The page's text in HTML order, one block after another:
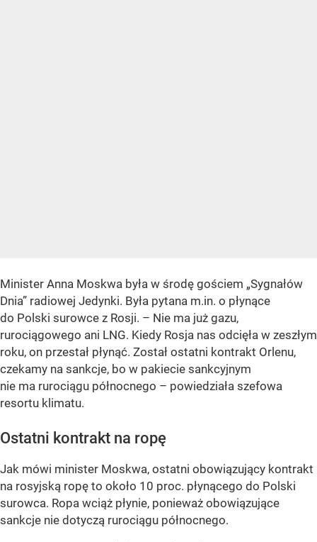
Minister Anna Moskwa była w środę gościem „Sygnałów
Dnia” radiowej Jedynki. Była pytana m.in. o płynące
do Polski surowce z Rosji. – Nie ma już gazu,
rurociągowego ani LNG. Kiedy Rosja nas odcięła w zeszłym
roku, on przestał płynąć. Został ostatni kontrakt Orlenu,
czekamy na sankcje, bo w pakiecie sankcyjnym
nie ma rurociągu północnego – powiedziała szefowa
resortu klimatu.
Ostatni kontrakt na ropę
Jak mówi minister Moskwa, ostatni obowiązujący kontrakt
na rosyjską ropę to około 10 proc. płynącego do Polski
surowca. Ropa wciąż płynie, ponieważ obowiązujące
sankcje nie dotyczą rurociągu północnego.